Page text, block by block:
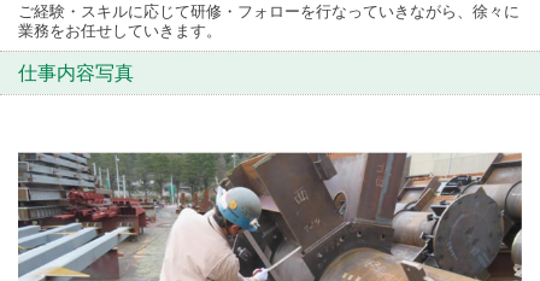
ご経験・スキルに応じて研修・フォローを行なっていきながら、徐々に
業務をお任せしていきます。
仕事内容写真